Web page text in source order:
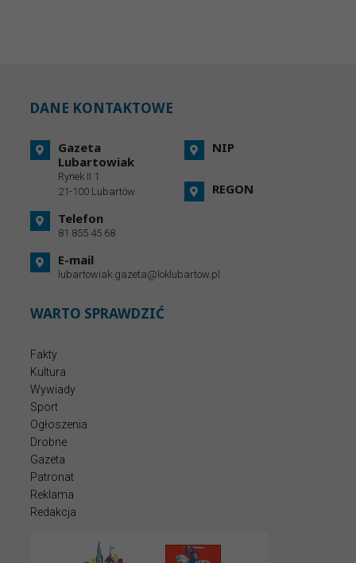
DANE KONTAKTOWE
Gazeta
Lubartowiak
Rynek II 1
21-100 Lubartów
Telefon
81 855 45 68
E-mail
lubartowiak.gazeta@loklubartow.pl
NIP
REGON
WARTO SPRAWDZIĆ
Fakty
Kultura
Wywiady
Sport
Ogłoszenia
Drobne
Gazeta
Patronat
Reklama
Redakcja